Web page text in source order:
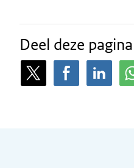
Deel deze pagina